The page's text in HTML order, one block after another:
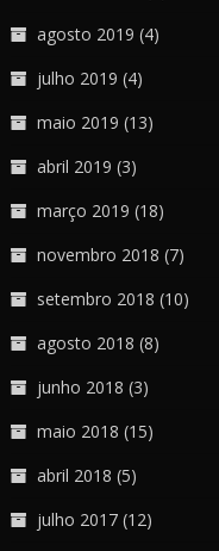
agosto 2019 (4)
julho 2019 (4)
maio 2019 (13)
abril 2019 (3)
março 2019 (18)
novembro 2018 (7)
setembro 2018 (10)
agosto 2018 (8)
junho 2018 (3)
maio 2018 (15)
abril 2018 (5)
julho 2017 (12)